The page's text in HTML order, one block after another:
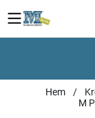
Hem
M